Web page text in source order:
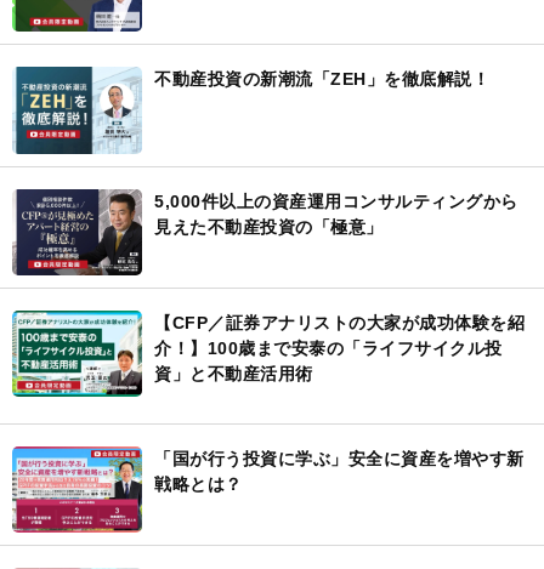
不動産投資の新潮流「ZEH」を徹底解説！
5,000件以上の資産運用コンサルティングから
見えた不動産投資の「極意」
【CFP／証券アナリストの大家が成功体験を紹
介！】100歳まで安泰の「ライフサイクル投
資」と不動産活用術
「国が行う投資に学ぶ」安全に資産を増やす新
戦略とは？